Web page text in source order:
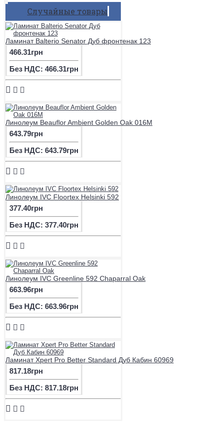
Случайные товары
Ламинат Balterio Senator Дуб фронтенак 123
466.31грн
Без НДС: 466.31грн
Линолеум Beauflor Ambient Golden Oak 016М
643.79грн
Без НДС: 643.79грн
Линолеум IVC Floortex Helsinki 592
377.40грн
Без НДС: 377.40грн
Линолеум IVC Greenline 592 Chaparral Oak
663.96грн
Без НДС: 663.96грн
Ламинат Xpert Pro Better Standard Дуб Кабин 60969
817.18грн
Без НДС: 817.18грн